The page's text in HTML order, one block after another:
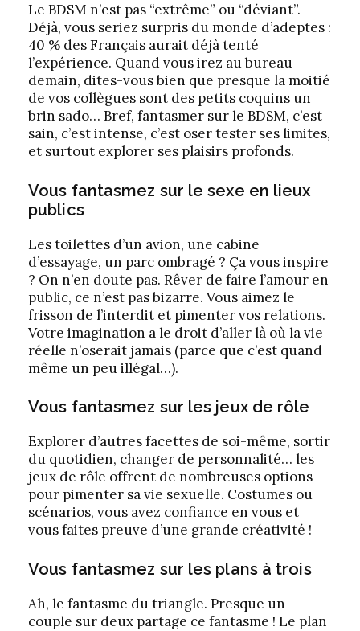
Le BDSM n’est pas “extrême” ou “déviant”.
Déjà, vous seriez surpris du monde d’adeptes :
40 % des Français aurait déjà tenté
l’expérience. Quand vous irez au bureau
demain, dites-vous bien que presque la moitié
de vos collègues sont des petits coquins un
brin sado… Bref, fantasmer sur le BDSM, c’est
sain, c’est intense, c’est oser tester ses limites,
et surtout explorer ses plaisirs profonds.
Vous fantasmez sur le sexe en lieux
publics
Les toilettes d’un avion, une cabine
d’essayage, un parc ombragé ? Ça vous inspire
? On n’en doute pas. Rêver de faire l’amour en
public, ce n’est pas bizarre. Vous aimez le
frisson de l’interdit et pimenter vos relations.
Votre imagination a le droit d’aller là où la vie
réelle n’oserait jamais (parce que c’est quand
même un peu illégal…).
Vous fantasmez sur les jeux de rôle
Explorer d’autres facettes de soi-même, sortir
du quotidien, changer de personnalité… les
jeux de rôle offrent de nombreuses options
pour pimenter sa vie sexuelle. Costumes ou
scénarios, vous avez confiance en vous et
vous faites preuve d’une grande créativité !
Vous fantasmez sur les plans à trois
Ah, le fantasme du triangle. Presque un
couple sur deux partage ce fantasme ! Le plan